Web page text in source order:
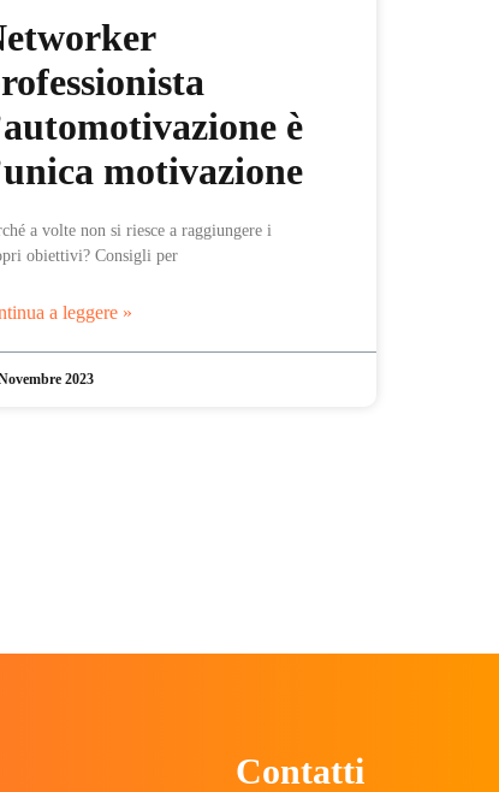
è
motivazione
a volte non si riesce a raggiungere i
obiettivi? Consigli per
a leggere »
2023
Contatti